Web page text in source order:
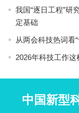
我国“逐日工程”研
定基础
从两会科技热词
2026年科技工作这
中国新型